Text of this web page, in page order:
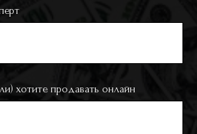
хотите продавать онлайн